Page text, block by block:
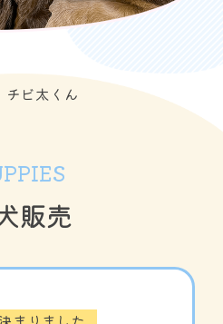
チビ太くん
販売